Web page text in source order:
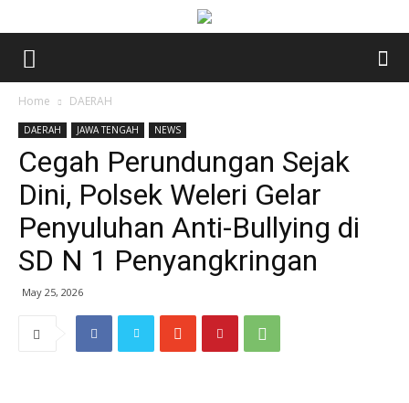
Home DAERAH
DAERAH JAWA TENGAH NEWS
Cegah Perundungan Sejak
Dini, Polsek Weleri Gelar
Penyuluhan Anti-Bullying di
SD N 1 Penyangkringan
May 25, 2026